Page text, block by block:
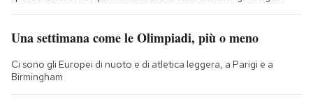
Una settimana come le Olimpiadi, più o meno
Ci sono gli Europei di nuoto e di atletica leggera, a Parigi e a
Birmingham